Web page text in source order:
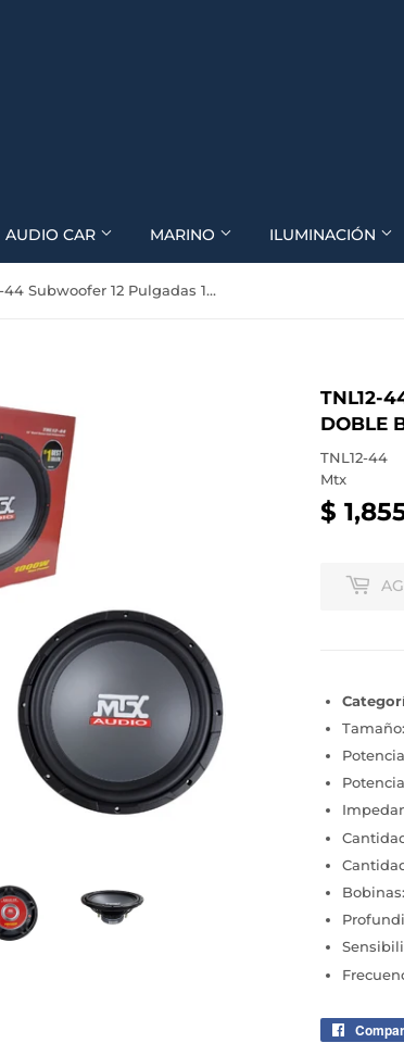
AUDIO CAR MARINO ILUMINACIÓN
TNL12-44 Subwoofer 12 Pulgadas 1000 Watts 300 Rms Doble Bobina Mtx
TNL12-
DOBLE
TNL12-44
Mtx
$
Tamaño: